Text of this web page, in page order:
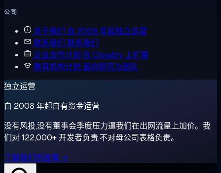
公司
关于我们 自 2008 年起独立运营
联系我们 联系我们
企业合作计划 在 Cloudzy 上扩展
教育机构计划 面向研究与团队
独立运营
自 2008 年起自有资金运营
没有风投,没有董事会季度压力逼我们在出网流量上加价。我
们对 122,000+ 开发者负责,不对母公司表格负责。
了解我们的故事 →